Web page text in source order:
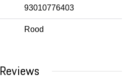
93010776403
Rood
Reviews